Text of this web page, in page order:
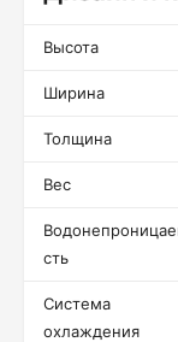
Высота
Ширина
Толщина
Вес
сть
Система
охлаждения